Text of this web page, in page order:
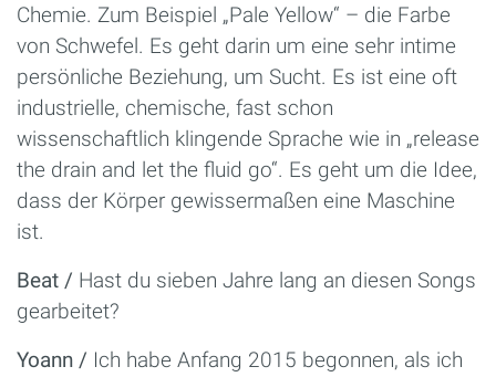
Chemie. Zum Beispiel „Pale Yellow“ – die Farbe
von Schwefel. Es geht darin um eine sehr intime
persönliche Beziehung, um Sucht. Es ist eine oft
industrielle, chemische, fast schon
wissenschaftlich klingende Sprache wie in „release
the drain and let the fluid go“. Es geht um die Idee,
dass der Körper gewissermaßen eine Maschine
ist.
Beat / Hast du sieben Jahre lang an diesen Songs
gearbeitet?
Yoann / Ich habe Anfang 2015 begonnen, als ich